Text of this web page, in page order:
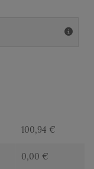
100,94 €
0,00 €